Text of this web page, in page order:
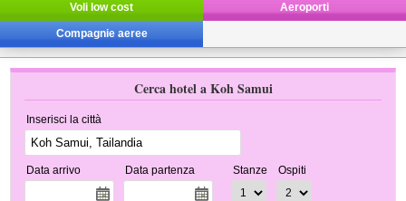
Voli low cost Aeroporti
Compagnie aeree
Cerca hotel a Koh Samui
Inserisci la città
Data arrivo Data partenza Stanze Ospiti